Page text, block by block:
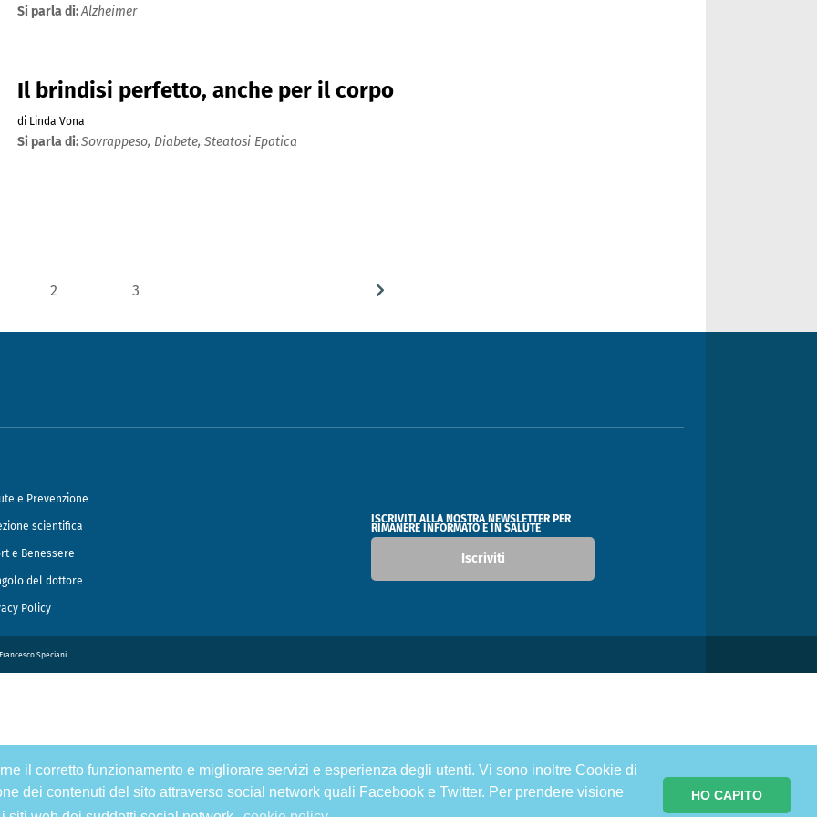
il corretto funzionamento e migliorare servizi e esperienza degli utenti. Vi sono inoltre Cookie di
dei contenuti del sito attraverso social network quali Facebook e Twitter. Per prendere visione
HO CAPITO
Si parla di:Alzheimer
Il brindisi perfetto, anche per il corpo
di Linda Vona
Si parla di:Sovrappeso, Diabete, Steatosi Epatica
2 3
e Prevenzione
scientifica
e Benessere
del dottore
Policy
ISCRIVITI ALLA NOSTRA NEWSLETTER PER
RIMANERE INFORMATO E IN SALUTE
Iscriviti
Speciani